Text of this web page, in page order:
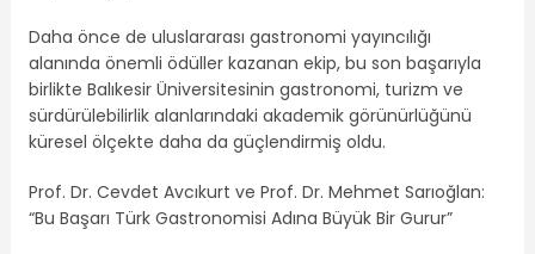
Daha önce de uluslararası gastronomi yayıncılığı
alanında önemli ödüller kazanan ekip, bu son başarıyla
birlikte Balıkesir Üniversitesinin gastronomi, turizm ve
sürdürülebilirlik alanlarındaki akademik görünürlüğünü
küresel ölçekte daha da güçlendirmiş oldu.
Prof. Dr. Cevdet Avcıkurt ve Prof. Dr. Mehmet Sarıoğlan:
“Bu Başarı Türk Gastronomisi Adına Büyük Bir Gurur”